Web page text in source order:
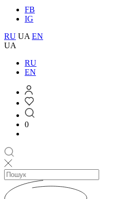
FB
IG
RU UA EN
UA
RU
EN
0